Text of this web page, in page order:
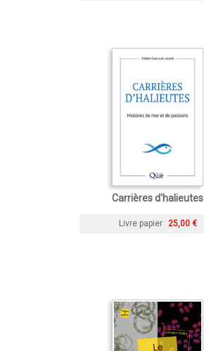
Carrières d'halieutes
Livre papier 25,00 €